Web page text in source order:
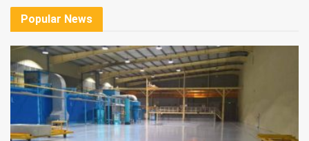
Popular News